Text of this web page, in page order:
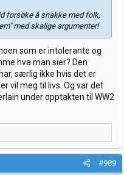
forsøke å snakke med folk,
med skalige argumenter!
som er intolerante og
hva man sier? Den
særlig ikke hvis det er
vil meg til livs. Og var det
under opptakten til WW2
#989